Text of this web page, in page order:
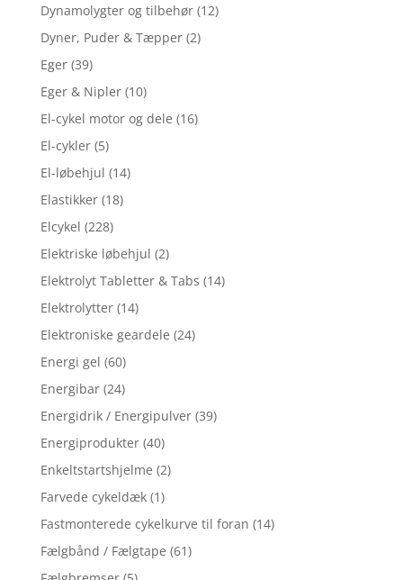
Dynamolygter og tilbehør (12)
Dyner, Puder & Tæpper (2)
Eger (39)
Eger & Nipler (10)
El-cykel motor og dele (16)
El-cykler (5)
El-løbehjul (14)
Elastikker (18)
Elcykel (228)
Elektriske løbehjul (2)
Elektrolyt Tabletter & Tabs (14)
Elektrolytter (14)
Elektroniske geardele (24)
Energi gel (60)
Energibar (24)
Energidrik / Energipulver (39)
Energiprodukter (40)
Enkeltstartshjelme (2)
Farvede cykeldæk (1)
Fastmonterede cykelkurve til foran (14)
Fælgbånd / Fælgtape (61)